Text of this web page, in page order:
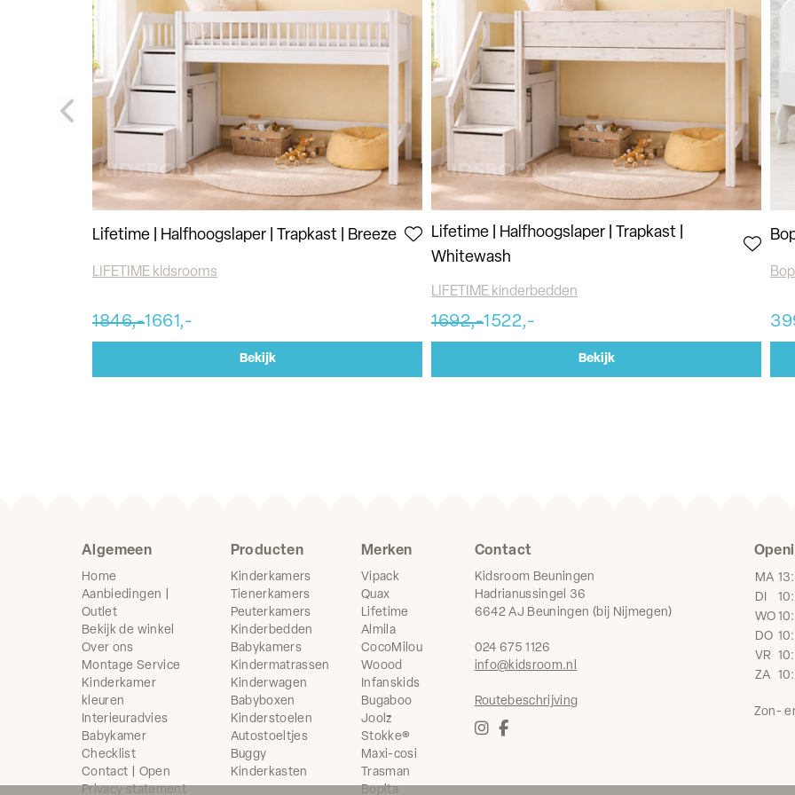
Lifetime | Halfhoogslaper | Trapkast | Breeze
LIFETIME kidsrooms
1846,-1661,-
Bekijk
Lifetime | Halfhoogslaper | Trapkast |
Whitewash
LIFETIME kinderbedden
1692,-1522,-
Bekijk
Algemeen
Home
Aanbiedingen |
Outlet
Bekijk de winkel
Over ons
Montage Service
Kinderkamer
kleuren
Interieuradvies
Babykamer
Checklist
Contact | Open
Privacy statement
Producten
Kinderkamers
Tienerkamers
Peuterkamers
Kinderbedden
Babykamers
Kindermatrassen
Kinderwagen
Babyboxen
Kinderstoelen
Autostoeltjes
Buggy
Kinderkasten
Merken
Vipack
Quax
Lifetime
Almila
CocoMilou
Woood
Infanskids
Bugaboo
Joolz
Stokke®
Maxi-cosi
Trasman
Bopita
Contact
Kidsroom Beuningen
Hadrianussingel 36
6642 AJ Beuningen (bij Nijmegen)
024 675 1126
info@kidsroom.nl
Routebeschrijving
MA
DI
WO
DO
VR
ZA
Zon-